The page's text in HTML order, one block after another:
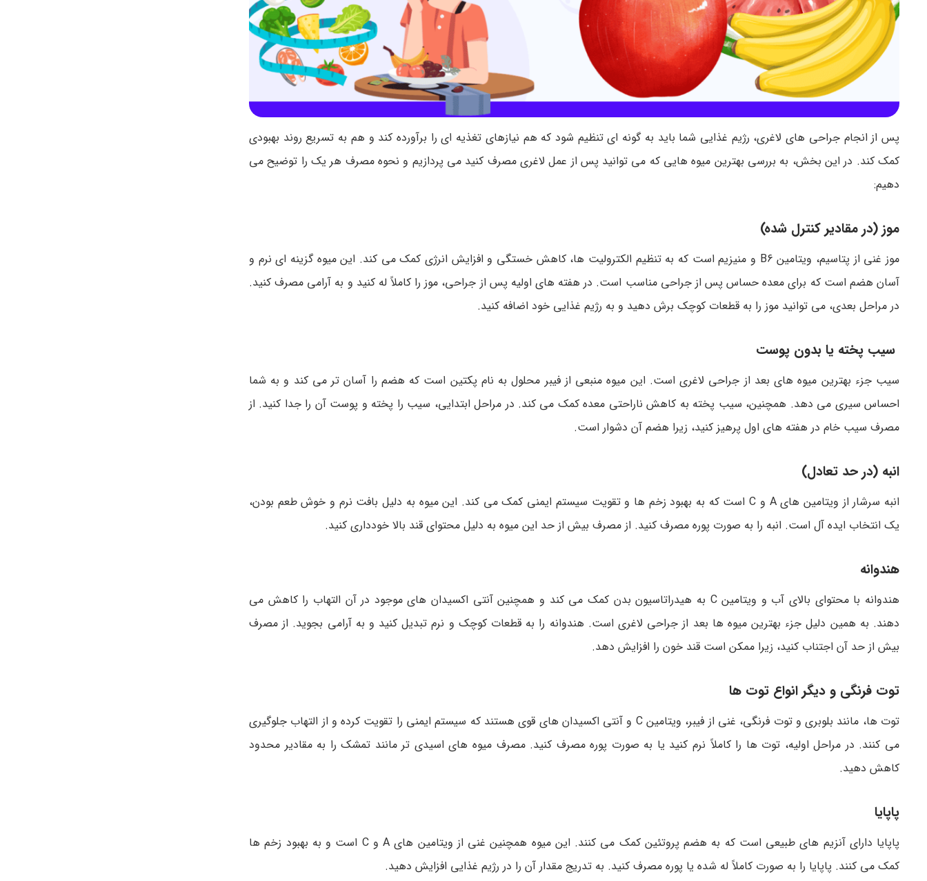
پس از انجام جراحی های لاغری، رژیم غذایی شما باید به گونه ای تنظیم شود که هم نیازهای تغذیه ای را برآورده کند و هم به تسریع روند بهبودی
کمک کند. در این بخش، به بررسی بهترین میوه هایی که می توانید پس از عمل لاغری مصرف کنید می پردازیم و نحوه مصرف هر یک را توضیح می
دهیم:
موز (در مقادیر کنترل شده)
موز غنی از پتاسیم، ویتامین B6 و منیزیم است که به تنظیم الکترولیت ها، کاهش خستگی و افزایش انرژی کمک می کند. این میوه گزینه ای نرم و
آسان هضم است که برای معده حساس پس از جراحی مناسب است. در هفته های اولیه پس از جراحی، موز را کاملاً له کنید و به آرامی مصرف کنید.
در مراحل بعدی، می توانید موز را به قطعات کوچک برش دهید و به رژیم غذایی خود اضافه کنید.
سیب پخته یا بدون پوست
سیب جزء بهترین میوه های بعد از جراحی لاغری است. این میوه منبعی از فیبر محلول به نام پکتین است که هضم را آسان تر می کند و به شما
احساس سیری می دهد. همچنین، سیب پخته به کاهش ناراحتی معده کمک می کند. در مراحل ابتدایی، سیب را پخته و پوست آن را جدا کنید. از
مصرف سیب خام در هفته های اول پرهیز کنید، زیرا هضم آن دشوار است.
انبه (در حد تعادل)
انبه سرشار از ویتامین های A و C است که به بهبود زخم ها و تقویت سیستم ایمنی کمک می کند. این میوه به دلیل بافت نرم و خوش طعم بودن،
یک انتخاب ایده آل است. انبه را به صورت پوره مصرف کنید. از مصرف بیش از حد این میوه به دلیل محتوای قند بالا خودداری کنید.
هندوانه
هندوانه با محتوای بالای آب و ویتامین C به هیدراتاسیون بدن کمک می کند و همچنین آنتی اکسیدان های موجود در آن التهاب را کاهش می
دهند. به همین دلیل جزء بهترین میوه ها بعد از جراحی لاغری است. هندوانه را به قطعات کوچک و نرم تبدیل کنید و به آرامی بجوید. از مصرف
بیش از حد آن اجتناب کنید، زیرا ممکن است قند خون را افزایش دهد.
توت فرنگی و دیگر انواع توت ها
توت ها، مانند بلوبری و توت فرنگی، غنی از فیبر، ویتامین C و آنتی اکسیدان های قوی هستند که سیستم ایمنی را تقویت کرده و از التهاب جلوگیری
می کنند. در مراحل اولیه، توت ها را کاملاً نرم کنید یا به صورت پوره مصرف کنید. مصرف میوه های اسیدی تر مانند تمشک را به مقادیر محدود
کاهش دهید.
پاپایا
پاپایا دارای آنزیم های طبیعی است که به هضم پروتئین کمک می کنند. این میوه همچنین غنی از ویتامین های A و C است و به بهبود زخم ها
کمک می کنند. پاپایا را به صورت کاملاً له شده یا پوره مصرف کنید. به تدریج مقدار آن را در رژیم غذایی افزایش دهید.